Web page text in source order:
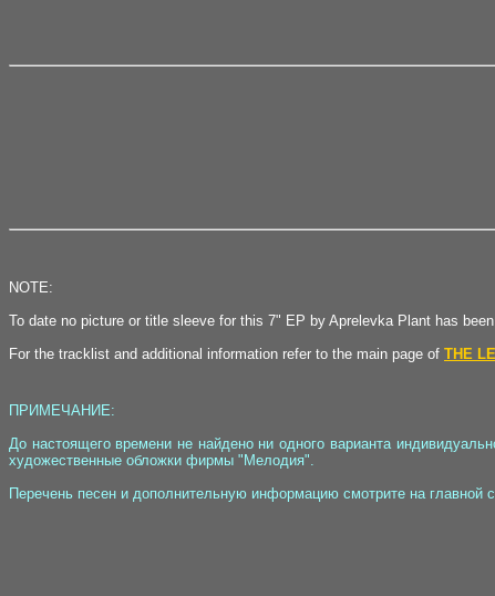
NOTE:
To date no picture or title sleeve for this 7" EP by Aprelevka Plant has
For the tracklist and additional information refer to the main page of THE
ПРИМЕЧАНИЕ:
До настоящего времени не найдено ни одного варианта
художественные обложки фирмы "Мелодия".
Перечень песен и дополнительную информацию смотрите на главной